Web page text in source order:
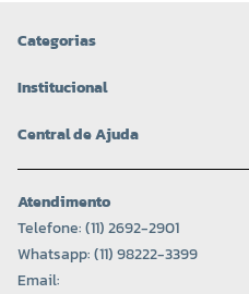
Categorias
Institucional
Central de Ajuda
Atendimento
Telefone: (11) 2692-2901
Whatsapp: (11) 98222-3399
Email: